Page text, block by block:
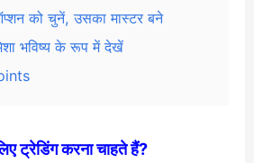
को चुनें, उसका मास्टर बने
भविष्य के रूप में देखें
ट्रेडिंग करना चाहते हैं?